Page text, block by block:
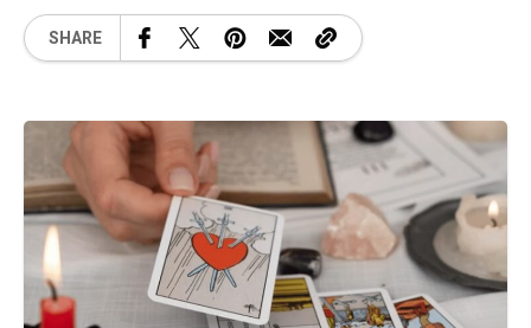
SHARE